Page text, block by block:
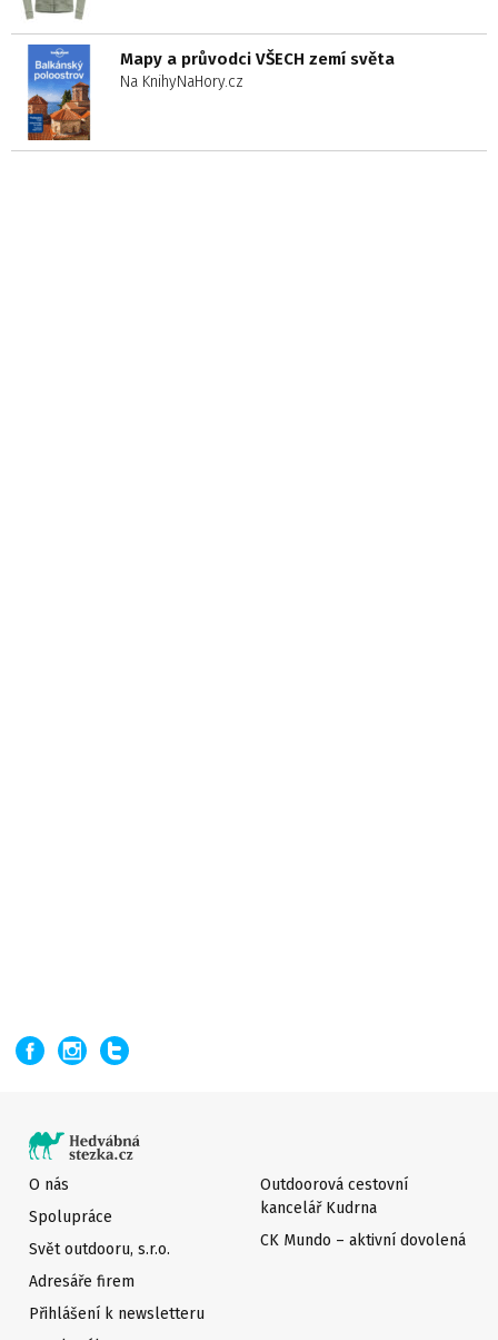
Mapy a průvodci VŠECH zemí světa
Na KnihyNaHory.cz
O nás
Spolupráce
Svět outdooru, s.r.o.
Adresáře firem
Přihlášení k newsletteru
Outdoorová cestovní
kancelář Kudrna
CK Mundo – aktivní dovolená